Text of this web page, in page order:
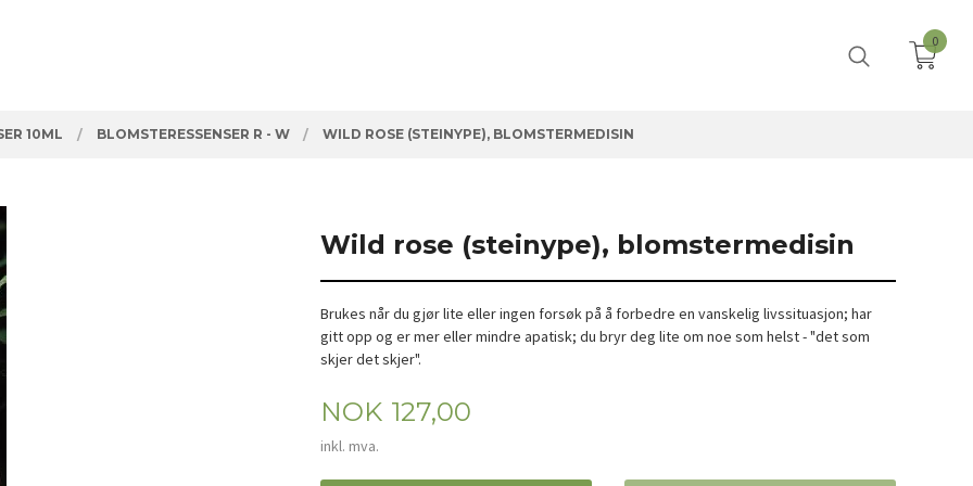
0
10ML BLOMSTERESSENSER R - W WILD ROSE (STEINYPE), BLOMSTERMEDISIN
Wild rose (steinype), blomstermedisin
Brukes når du gjør lite eller ingen forsøk på å forbedre en vanskelig livssituasjon; har
gitt opp og er mer eller mindre apatisk; du bryr deg lite om noe som helst - "det som
skjer det skjer".
Pris
NOK 127,00
inkl. mva.